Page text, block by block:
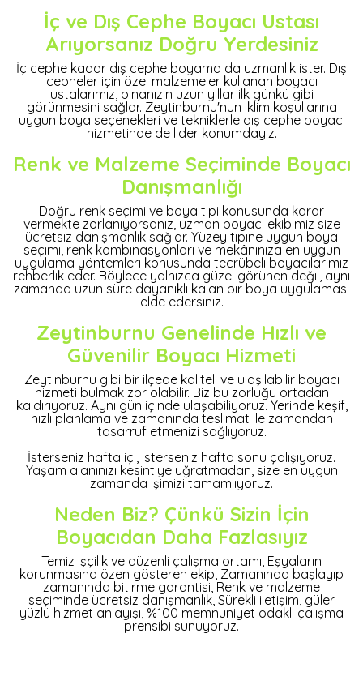
İç ve Dış Cephe Boyacı Ustası
Arıyorsanız Doğru Yerdesiniz
İç cephe kadar dış cephe boyama da uzmanlık ister. Dış
cepheler için özel malzemeler kullanan boyacı
ustalarımız, binanızın uzun yıllar ilk günkü gibi
görünmesini sağlar. Zeytinburnu'nun iklim koşullarına
uygun boya seçenekleri ve tekniklerle dış cephe boyacı
hizmetinde de lider konumdayız.
Renk ve Malzeme Seçiminde Boyacı
Danışmanlığı
Doğru renk seçimi ve boya tipi konusunda karar
vermekte zorlanıyorsanız, uzman boyacı ekibimiz size
ücretsiz danışmanlık sağlar. Yüzey tipine uygun boya
seçimi, renk kombinasyonları ve mekânınıza en uygun
uygulama yöntemleri konusunda tecrübeli boyacılarımız
rehberlik eder. Böylece yalnızca güzel görünen değil, aynı
zamanda uzun süre dayanıklı kalan bir boya uygulaması
elde edersiniz.
Zeytinburnu Genelinde Hızlı ve
Güvenilir Boyacı Hizmeti
Zeytinburnu gibi bir ilçede kaliteli ve ulaşılabilir boyacı
hizmeti bulmak zor olabilir. Biz bu zorluğu ortadan
kaldırıyoruz. Aynı gün içinde ulaşabiliyoruz. Yerinde keşif,
hızlı planlama ve zamanında teslimat ile zamandan
tasarruf etmenizi sağlıyoruz.
İsterseniz hafta içi, isterseniz hafta sonu çalışıyoruz.
Yaşam alanınızı kesintiye uğratmadan, size en uygun
zamanda işimizi tamamlıyoruz.
Neden Biz? Çünkü Sizin İçin
Boyacıdan Daha Fazlasıyız
Temiz işçilik ve düzenli çalışma ortamı, Eşyaların
korunmasına özen gösteren ekip, Zamanında başlayıp
zamanında bitirme garantisi, Renk ve malzeme
seçiminde ücretsiz danışmanlık, Sürekli iletişim, güler
yüzlü hizmet anlayışı, %100 memnuniyet odaklı çalışma
prensibi sunuyoruz.